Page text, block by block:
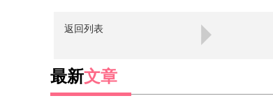
返回列表
最新文章